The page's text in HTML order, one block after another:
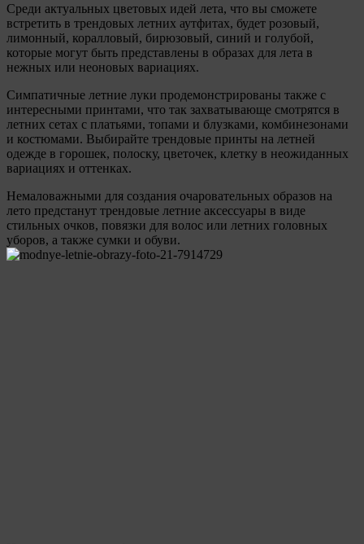
Среди актуальных цветовых идей лета, что вы сможете
встретить в трендовых летних аутфитах, будет розовый,
лимонный, коралловый, бирюзовый, синий и голубой,
которые могут быть представлены в образах для лета в
нежных или неоновых вариациях.
Симпатичные летние луки продемонстрированы также с
интересными принтами, что так захватывающе смотрятся в
летних сетах с платьями, топами и блузками, комбинезонами
и костюмами. Выбирайте трендовые принты на летней
одежде в горошек, полоску, цветочек, клетку в неожиданных
вариациях и оттенках.
Немаловажными для создания очаровательных образов на
лето предстанут трендовые летние аксессуары в виде
стильных очков, повязки для волос или летних головных
уборов, а также сумки и обуви.